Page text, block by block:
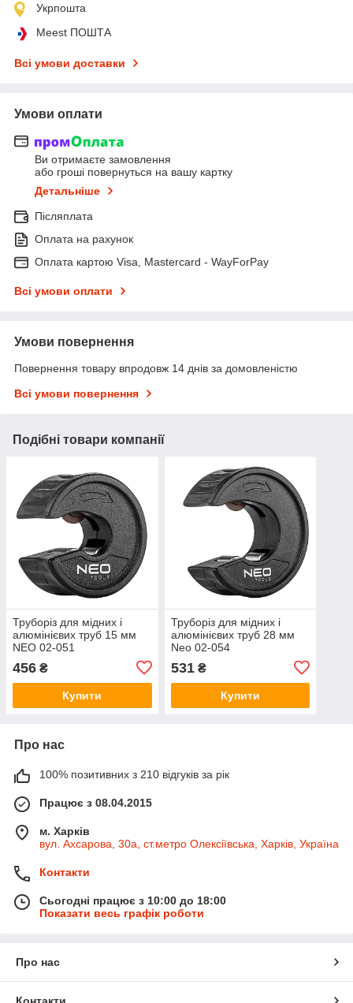
Укрпошта
Meest ПОШТА
Всі умови доставки
Умови оплати
Ви отримаєте замовлення
або гроші повернуться на вашу картку
Детальніше
Післяплата
Оплата на рахунок
Оплата картою Visa, Mastercard - WayForPay
Всі умови оплати
Умови повернення
Повернення товару впродовж 14 днів за домовленістю
Всі умови повернення
Подібні товари компанії
Труборіз для мідних і
алюмінієвих труб 15 мм
NEO 02-051
456 ₴
Купити
Труборіз для мідних і
алюмінієвих труб 28 мм
Neo 02-054
531₴
Купити
Про нас
100% позитивних з 210 відгуків за рік
Працює з 08.04.2015
м. Харків
вул. Ахсарова, 30а, ст.метро Олексіївська, Харків, Україна
Контакти
Сьогодні працює з 10:00 до 18:00
Показати весь графік роботи
Про нас